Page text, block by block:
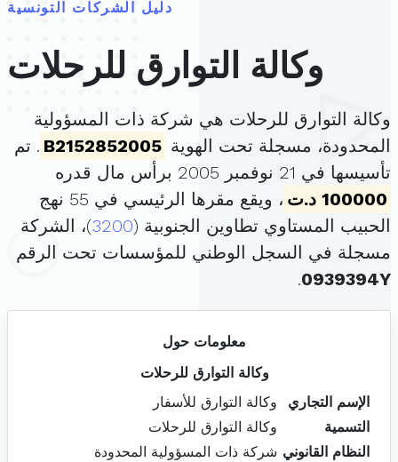
دليل الشركات التونسية
وكالة التوارق للرحلات
وكالة التوارق للرحلات هي شركة ذات المسؤولية
المحدودة، مسجلة تحت الهوية B2152852005 . تم
تأسيسها في 21 نوفمبر 2005 برأس مال قدره
100000 د.ت
، ويقع مقرها الرئيسي في 55 نهج
الحبيب المستاوي تطاوين الجنوبية (3200)، الشركة
مسجلة في السجل الوطني للمؤسسات تحت الرقم
0939394Y
.
معلومات حول
وكالة التوارق للرحلات
الإسم التجاري
وكالة التوارق للأسفار
التسمية
وكالة التوارق للرحلات
النظام القانوني شركة ذات المسؤولية المحدودة